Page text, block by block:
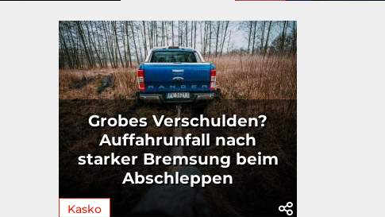
Grobes Verschulden?
Auffahrunfall nach
starker Bremsung beim
Abschleppen
Kasko